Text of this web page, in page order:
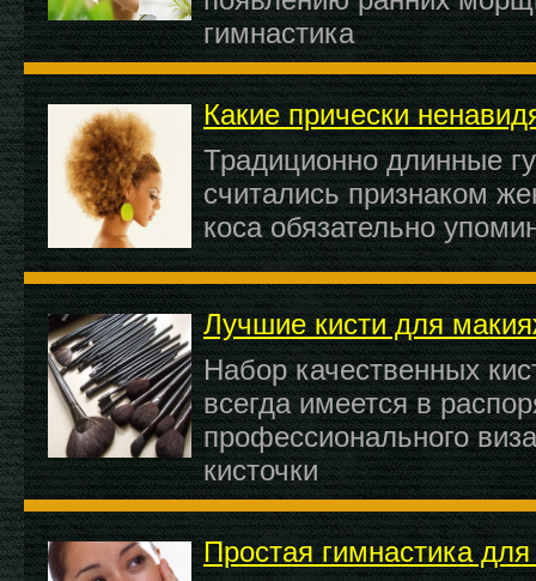
гимнастика
Какие прически
Традиционно длинные
считались признаком
коса обязательно
Лучшие кисти для
Набор качественных
всегда имеется в
профессионального
кисточки
Простая гимнастика